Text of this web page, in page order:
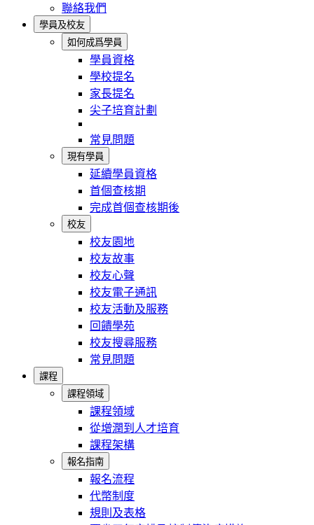
聯絡我們
學員及校友
如何成爲學員
學員資格
學校提名
家長提名
尖子培育計劃
常見問題
現有學員
延續學員資格
首個查核期
完成首個查核期後
校友
校友園地
校友故事
校友心聲
校友電子通訊
校友活動及服務
回饋學苑
校友搜尋服務
常見問題
課程
課程領域
課程領域
從增潤到人才培育
課程架構
報名指南
報名流程
代幣制度
規則及表格